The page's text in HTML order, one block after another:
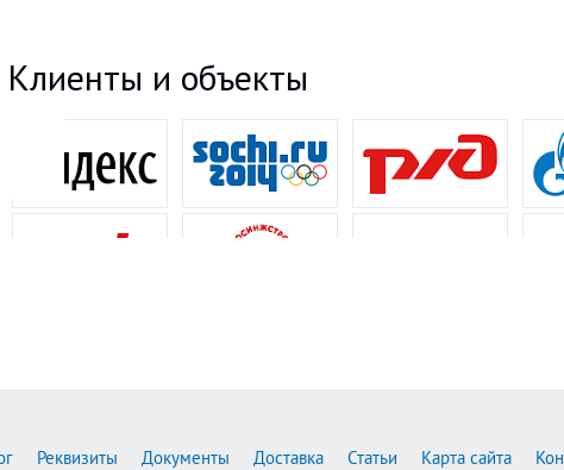
Клиенты и объекты
Реквизиты Документы Доставка Статьи Карта сайта